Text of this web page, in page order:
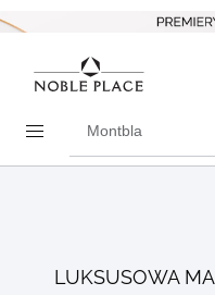
products
LUKSUSOWA